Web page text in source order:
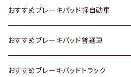
スズキ
日産
いすゞ
ホンダ
スズキ
日産
トヨタ
スズキ
日産
おすすめブレーキパッド軽自動車
トヨタ
ホンダ
おすすめブレーキパッド普通車
トヨタ
おすすめブレーキパッドトラック